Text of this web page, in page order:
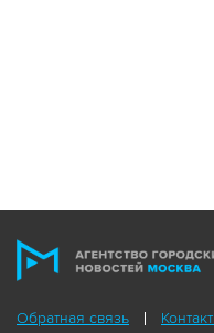
Обратная связь